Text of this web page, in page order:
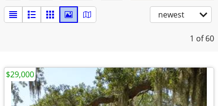
newest
1 of 60
$29,000